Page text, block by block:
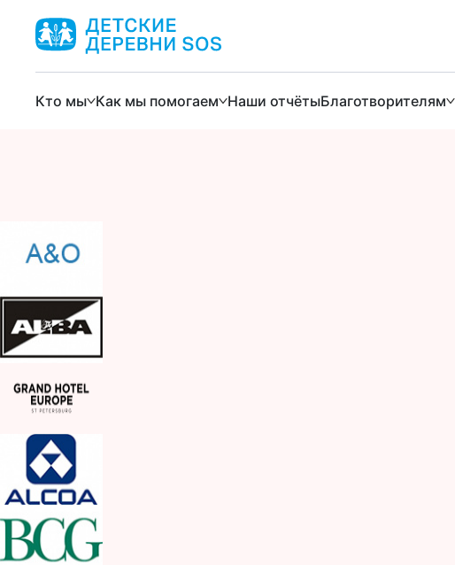
Кто мы Как мы помогаем Наши отчётыБлаготворителям